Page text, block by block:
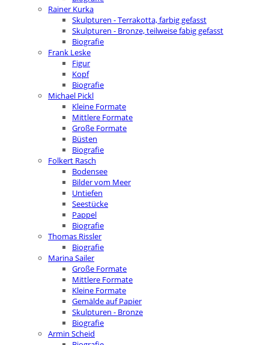
Rainer Kurka
Skulpturen - Terrakotta, farbig gefasst
Skulpturen - Bronze, teilweise fabig gefasst
Biografie
Frank Leske
Figur
Kopf
Biografie
Michael Pickl
Kleine Formate
Mittlere Formate
Große Formate
Büsten
Biografie
Folkert Rasch
Bodensee
Bilder vom Meer
Untiefen
Seestücke
Pappel
Biografie
Thomas Rissler
Biografie
Marina Sailer
Große Formate
Mittlere Formate
Kleine Formate
Gemälde auf Papier
Skulpturen - Bronze
Biografie
Armin Scheid